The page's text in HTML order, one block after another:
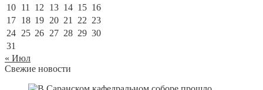
10 11 12 13 14 15 16
17 18 19 20 21 22 23
24 25 26 27 28 29 30
31
« Июл
Свежие новости